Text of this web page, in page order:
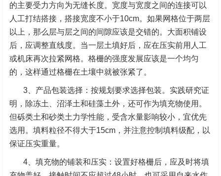
的主要受力方向为无缝长度。宽度与宽度之间的连接可以
人工打结搭接，搭接宽度不小于10cm。如果网格位于两层
以上，那么层与层之间的间隙应该是交错的。大面积铺设
后，应调整直线度。当一层土填好后，应在压实前用人工
或机床再次拉紧网格。格栅的强度发展应该是一个均匀
的，这样通过格栅在土壤中就被张紧了。
3、产品包装选择：按规划要求选择包装。实践研究证
明，除冻土、沼泽土和硅藻土外，还可作为填充物使用。
但砾类土和砂类土力学性能，受含水量影响较小，宜优先
选用。填料粒径不得大于15cm，并注意控制填料级配，以
保证压实重量。
4、填充物的铺装和压实：设置好格栅后，应及时将填